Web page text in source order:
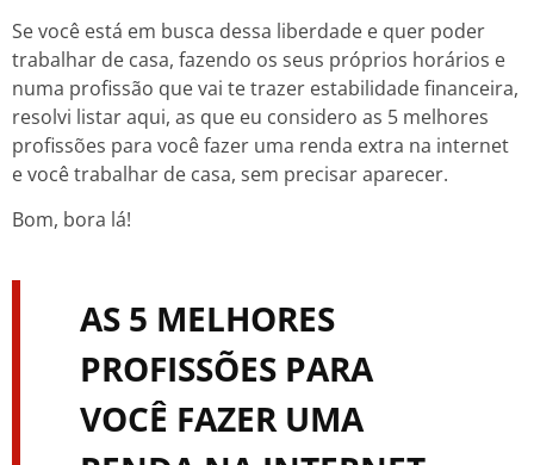
Se você está em busca dessa liberdade e quer poder
trabalhar de casa, fazendo os seus próprios horários e
numa profissão que vai te trazer estabilidade financeira,
resolvi listar aqui, as que eu considero as 5 melhores
profissões para você fazer uma renda extra na internet
e você trabalhar de casa, sem precisar aparecer.
Bom, bora lá!
AS 5 MELHORES
PROFISSÕES PARA
VOCÊ FAZER UMA